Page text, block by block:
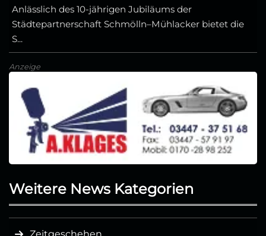
Anlässlich des 10-jährigen Jubiläums der
Städtepartnerschaft Schmölln–Mühlacker bietet die
S...
Anzeige
Weitere News Kategorien